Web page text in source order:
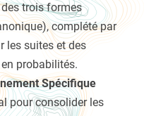
trois formes
complété par
les suites et des
probabilités.
Spécifique
pour consolider les